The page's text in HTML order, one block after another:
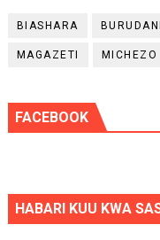
BIASHARA BURUDANI
MAGAZETI MICHEZO
FACEBOOK
HABARI KUU KWA